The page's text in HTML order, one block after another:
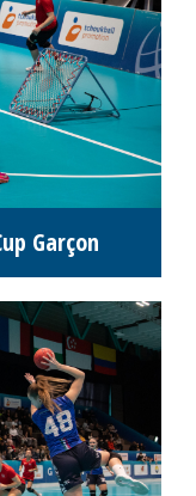
Garçon